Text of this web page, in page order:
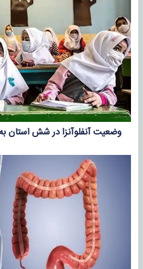
وضعیت آنفلوآنزا در شش استان